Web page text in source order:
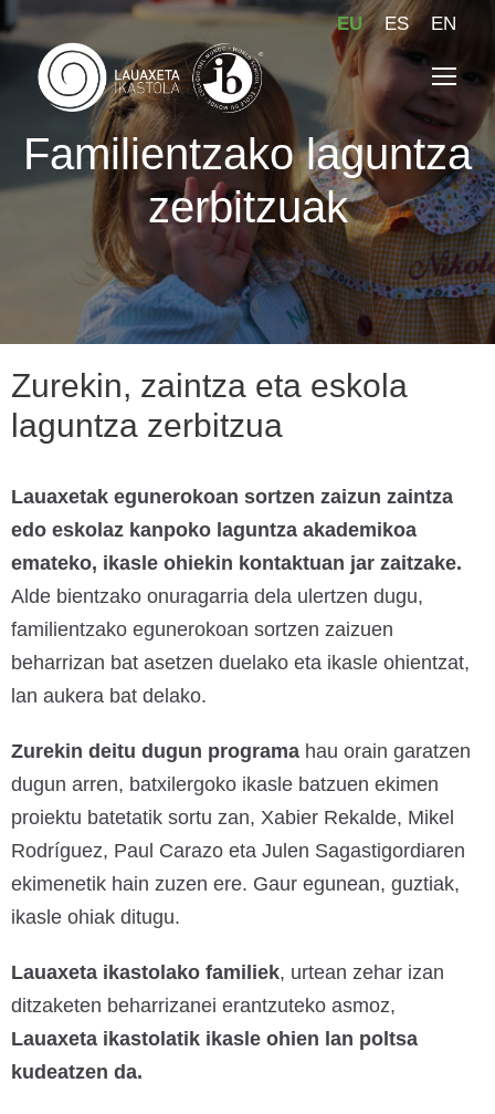
EU ES EN
Familientzako laguntza
zerbitzuak
Zurekin, zaintza eta eskola
laguntza zerbitzua
Lauaxetak egunerokoan sortzen zaizun zaintza
edo eskolaz kanpoko laguntza akademikoa
emateko, ikasle ohiekin kontaktuan jar zaitzake.
Alde bientzako onuragarria dela ulertzen dugu,
familientzako egunerokoan sortzen zaizuen
beharrizan bat asetzen duelako eta ikasle ohientzat,
lan aukera bat delako.
Zurekin deitu dugun programa hau orain garatzen
dugun arren, batxilergoko ikasle batzuen ekimen
proiektu batetatik sortu zan, Xabier Rekalde, Mikel
Rodríguez, Paul Carazo eta Julen Sagastigordiaren
ekimenetik hain zuzen ere. Gaur egunean, guztiak,
ikasle ohiak ditugu.
Lauaxeta ikastolako familiek, urtean zehar izan
ditzaketen beharrizanei erantzuteko asmoz,
Lauaxeta ikastolatik ikasle ohien lan poltsa
kudeatzen da.